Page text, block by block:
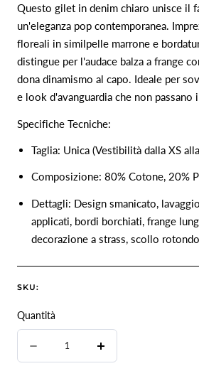
Questo gilet in denim chiaro unisce il
un'eleganza pop contemporanea.
floreali in similpelle marrone e
distingue per l'audace balza a frange
dona dinamismo al capo. Ideale per
e look d'avanguardia che non passano
Specifiche Tecniche:
Taglia: Unica (Vestibilità dalla XS
Composizione: 80% Cotone, 20%
Dettagli: Design smanicato,
applicati, bordi borchiati, frange
decorazione a strass, scollo
SKU:
Quantità